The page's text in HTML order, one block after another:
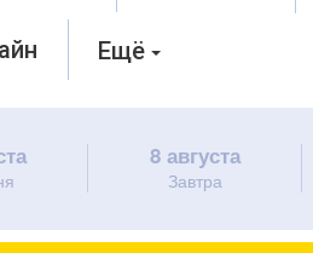
Ещё
8 августа
Завтра